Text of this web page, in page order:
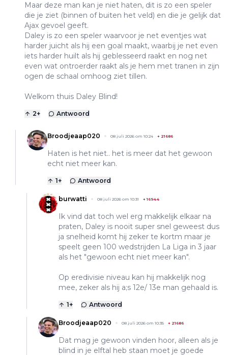
Maar deze man kan je niet haten, dit is zo een speler
die je ziet (binnen of buiten het veld) en die je gelijk dat
Ajax gevoel geeft.
Daley is zo een speler waarvoor je net eventjes wat
harder juicht als hij een goal maakt, waarbij je net even
iets harder huilt als hij geblesseerd raakt en nog net
even wat ontroerder raakt als je hem met tranen in zijn
ogen de schaal omhoog ziet tillen.
Welkom thuis Daley Blind!
2+ Antwoord
Broodjeaap020 08 juli 2026 om 10:24 + 21686
Haten is het niet.. het is meer dat het gewoon
echt niet meer kan.
1+ Antwoord
burwatti 08 juli 2026 om 10:31 +16944
Ik vind dat toch wel erg makkelijk elkaar na
praten, Daley is nooit super snel geweest dus
ja snelheid komt hij zeker te kortm maar je
speelt geen 100 wedstrijden La Liga in 3 jaar
als het "gewoon echt niet meer kan".
Op eredivisie niveau kan hij makkelijk nog
mee, zeker als hij a;s 12e/ 13e man gehaald is.
1+ Antwoord
Broodjeaap020 08 juli 2026 om 10:35 + 21686
Dat mag je gewoon vinden hoor, alleen als je
blind in je elftal heb staan moet je goede